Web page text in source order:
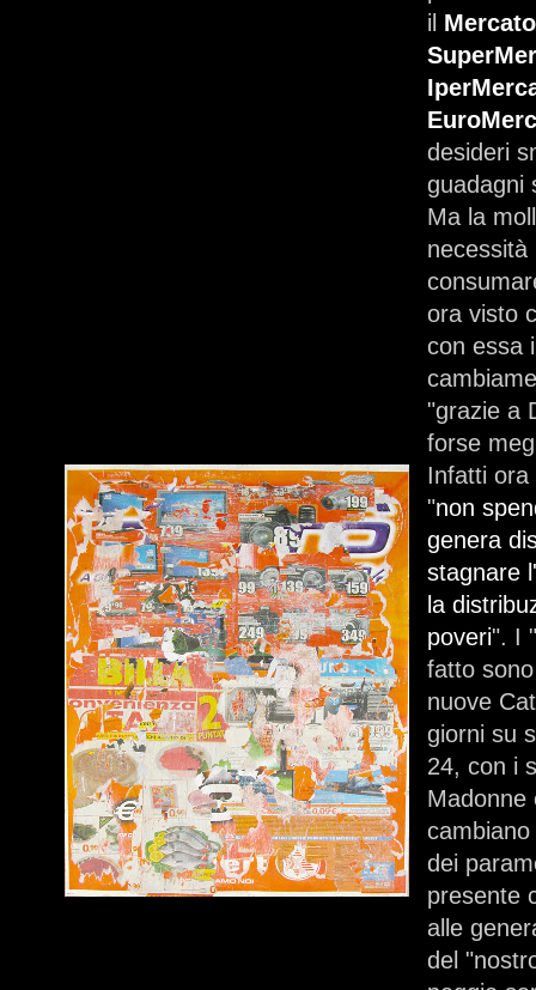
il Mercato
desideri
guadagni
Ma la
necessità
ora visto
con essa
"grazie a
forse
Infatti ora
"non
genera
stagnare
la
poveri". I
fatto
nuove
giorni su
24, con i
Madonne
dei
presente
alle
del